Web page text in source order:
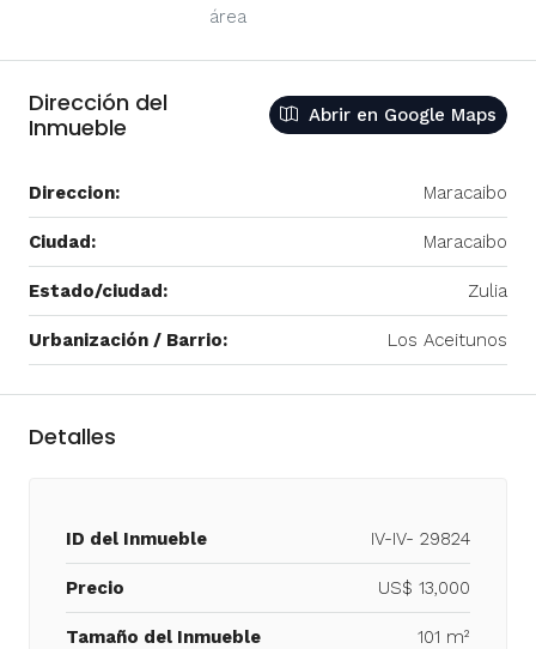
área
Dirección del
Inmueble
Abrir en Google Maps
Direccion: Maracaibo
Ciudad: Maracaibo
Estado/ciudad: Zulia
Urbanización / Barrio: Los Aceitunos
Detalles
ID del Inmueble IV-IV- 29824
Precio US$ 13,000
Tamaño del Inmueble 101 m²